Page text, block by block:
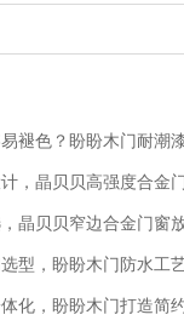
褪色？盼盼木门耐潮
，晶贝贝高强度合金
晶贝贝窄边合金门窗
型，盼盼木门防水工
化，盼盼木门打造简